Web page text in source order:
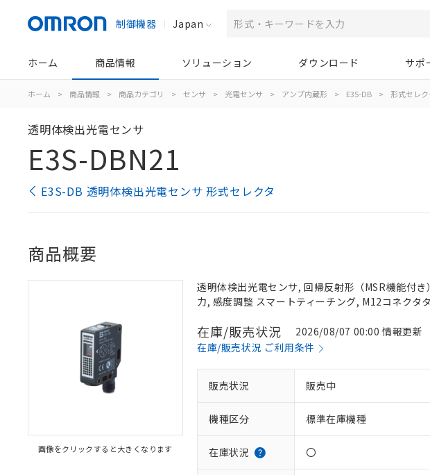
制御機器 Japan
ホーム 商品情報 ソリューション ダウンロード サポ
ホーム > 商品情報 > 商品カテゴリ > センサ > 光電センサ > アンプ内蔵形 > E3S-DB > 形式セレク
透明体検出光電センサ
E3S-DBN21
E3S-DB 透明体検出光電センサ 形式セレクタ
商品概要
画像をクリックすると大きくなります
透明体検出光電センサ, 回帰反射形（MSR機能付
力, 感度調整 スマートティーチング, M12コネクタ
在庫/販売状況
2026/08/07 00:00 情報更新
在庫/販売状況 ご利用条件
販売状況 販売中
機種区分 標準在庫機種
在庫状況 〇